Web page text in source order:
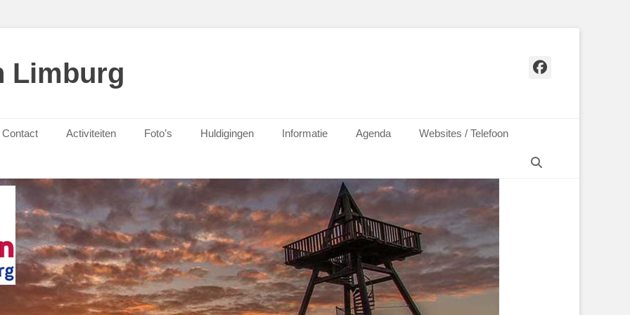
Limburg Facebook
Contact Activiteiten Foto’s Huldigingen Informatie Agenda
Websites / Telefoon